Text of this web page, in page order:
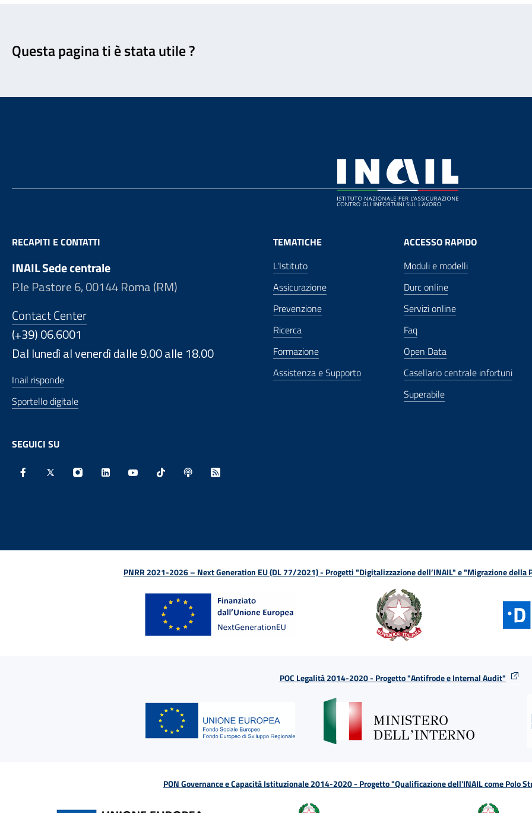
Questa pagina ti è stata utile ?
RECAPITI E CONTATTI
INAIL Sede centrale
P.le Pastore 6, 00144 Roma (RM)
Contact Center
(+39) 06.6001
Dal lunedì al venerdì dalle 9.00 alle 18.00
Inail risponde
Sportello digitale
SEGUICI SU
TEMATICHE
L'Istituto
Assicurazione
Prevenzione
Ricerca
Formazione
Assistenza e Supporto
ACCESSO RAPIDO
Moduli e modelli
Durc online
Servizi online
Faq
Open Data
Casellario centrale infortuni
Superabile
PNRR 2021-2026 – Next Generation EU (DL 77/2021) - Progetti "Digitalizzazione dell’INAIL" e "Migrazione della
POC Legalità 2014-2020 - Progetto "Antifrode e Internal Audit"
PON Governance e Capacità Istituzionale 2014-2020 - Progetto "Qualificazione dell'INAIL come Polo